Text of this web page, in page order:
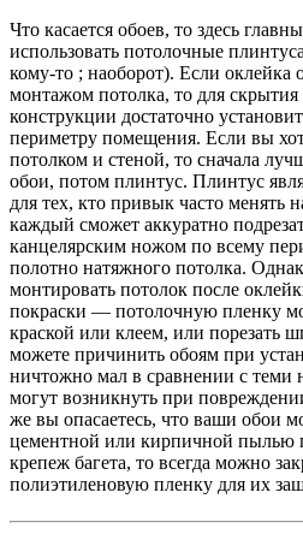
Что касается обоев, то здесь
использовать потолочные
кому-то ; наоборот). Если оклейка
монтажом потолка, то для скрытия
конструкции достаточно
периметру помещения. Если вы
потолком и стеной, то сначала
обои, потом плинтус. Плинтус
для тех, кто привык часто
каждый сможет аккуратно
канцелярским ножом по всему
полотно натяжного потолка.
монтировать потолок после
покраски — потолочную пленку
краской или клеем, или порезать
можете причинить обоям при
ничтожно мал в сравнении с теми
могут возникнуть при
же вы опасаетесь, что ваши обои
цементной или кирпичной пылью
крепеж багета, то всегда можно
полиэтиленовую пленку для их